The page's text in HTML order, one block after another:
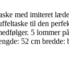
med imiteret
til den
5 lommer
52 cm bredde: